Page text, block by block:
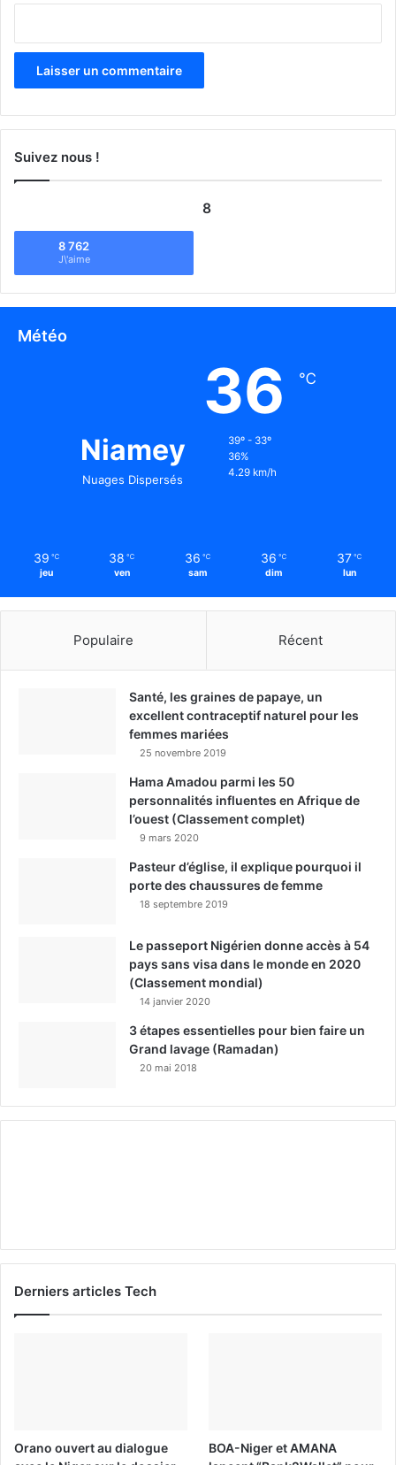
Suivez nous !
8
8 762
J\'aime
Météo
Niamey
Nuages Dispersés
36 ℃
39º - 33º
36%
4.29 km/h
39 ℃
jeu
38 ℃
ven
36 ℃
sam
36 ℃
dim
37 ℃
lun
Populaire Récent
Santé, les graines de papaye, un
excellent contraceptif naturel pour les
femmes mariées
25 novembre 2019
Hama Amadou parmi les 50
personnalités influentes en Afrique de
l’ouest (Classement complet)
9 mars 2020
Pasteur d’église, il explique pourquoi il
porte des chaussures de femme
18 septembre 2019
Le passeport Nigérien donne accès à 54
pays sans visa dans le monde en 2020
(Classement mondial)
14 janvier 2020
3 étapes essentielles pour bien faire un
Grand lavage (Ramadan)
20 mai 2018
Derniers articles Tech
Orano ouvert au dialogue
BOA-Niger et AMANA